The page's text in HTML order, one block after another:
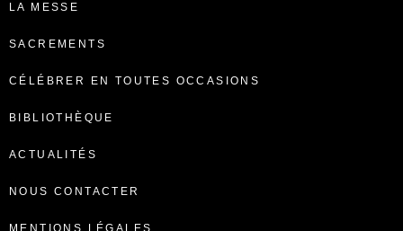
LA MESSE
SACREMENTS
CÉLÉBRER EN TOUTES OCCASIONS
BIBLIOTHÈQUE
ACTUALITÉS
NOUS CONTACTER